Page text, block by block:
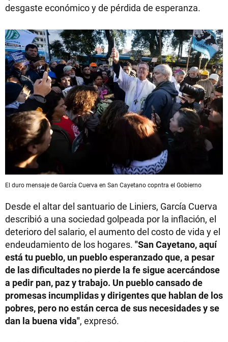
desgaste económico y de pérdida de esperanza.
El duro mensaje de García Cuerva en San Cayetano copntra el Gobierno
Desde el altar del santuario de Liniers, García Cuerva
describió a una sociedad golpeada por la inflación, el
deterioro del salario, el aumento del costo de vida y el
endeudamiento de los hogares. "San Cayetano, aquí
está tu pueblo, un pueblo esperanzado que, a pesar
de las dificultades no pierde la fe sigue acercándose
a pedir pan, paz y trabajo. Un pueblo cansado de
promesas incumplidas y dirigentes que hablan de los
pobres, pero no están cerca de sus necesidades y se
dan la buena vida", expresó.